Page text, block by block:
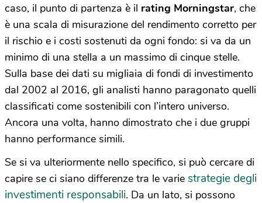
caso, il punto di partenza è il rating Morningstar, che
è una scala di misurazione del rendimento corretto per
il rischio e i costi sostenuti da ogni fondo: si va da un
minimo di una stella a un massimo di cinque stelle.
Sulla base dei dati su migliaia di fondi di investimento
dal 2002 al 2016, gli analisti hanno paragonato quelli
classificati come sostenibili con l’intero universo.
Ancora una volta, hanno dimostrato che i due gruppi
hanno performance simili.
Se si va ulteriormente nello specifico, si può cercare di
capire se ci siano differenze tra le varie strategie degli
investimenti responsabili. Da un lato, si possono